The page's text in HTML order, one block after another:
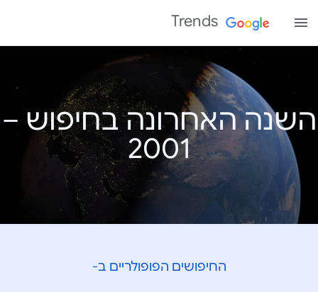
Trends
השנה האחרונה בחיפוש –
החיפושים הפופולריים ב-